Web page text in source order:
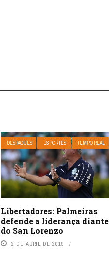
DESTAQUES ESPORTES TEMPO REAL
Libertadores: Palmeiras
defende a liderança diante
do San Lorenzo
2 DE ABRIL DE 2019